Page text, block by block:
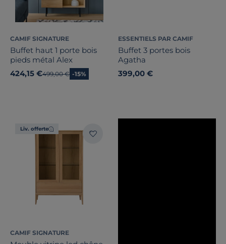
CAMIF SIGNATURE
Buffet haut 1 porte bois
pieds métal Alex
424,15 €Ancien prix
499,00 € -15%
ESSENTIELS PAR CAMIF
Buffet 3 portes bois
Agatha
399,00 €
Liv. offerte
CAMIF SIGNATURE
Hauteur
Profondeur
Type de porte
Stock
Pays de fabrication